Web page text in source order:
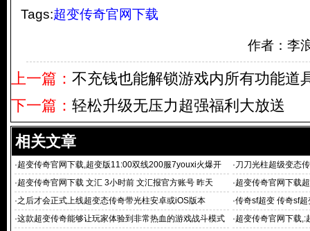
Tags:超变传奇官网下载
作者：李
上一篇： 不充钱也能解锁游戏内所有功能道
下一篇： 轻松升级无压力超强福利大放送
相关文章
·超变传奇官网下载,超变版11:00双线200服7youxi火爆开
服进入游戏
·刀刀光柱超级变态
新开 超变
·超变传奇官网下载 文汇 3小时前 文汇报官方账号 昨天 ·超变传奇官网下载
实用的有趣攻略
·之后才会正式上线超变态传奇带光柱安卓或iOS版本 ·传奇sf超变 传奇sf
_超变
·这款超变传奇能够让玩家体验到非常热血的游戏战斗模式 ·超变传奇官网下载,: